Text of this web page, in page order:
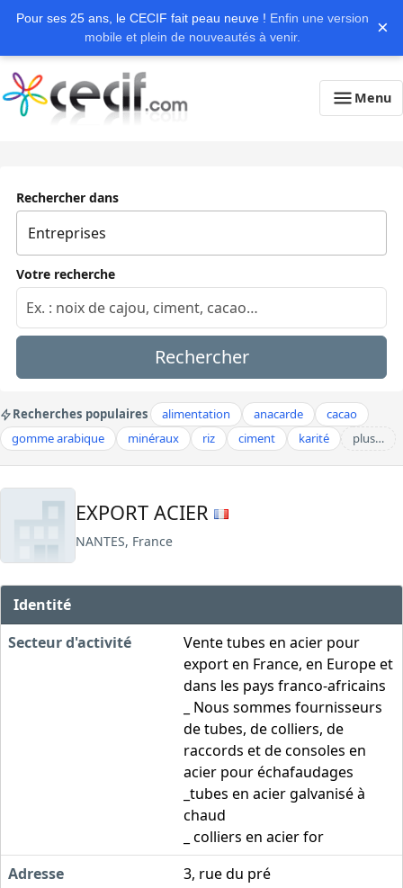
Pour ses 25 ans, le CECIF fait peau neuve ! Enfin une version
mobile et plein de nouveautés à venir.
×
Menu
Rechercher dans
Votre recherche
Rechercher
Recherches populaires alimentation anacarde
cacao
gomme arabique
minéraux riz ciment karité plus…
EXPORT ACIER
NANTES, France
Identité
Secteur d'activité
Vente tubes en acier pour
export en France, en Europe et
dans les pays franco-africains
_ Nous sommes fournisseurs
de tubes, de colliers, de
raccords et de consoles en
acier pour échafaudages
_tubes en acier galvanisé à
chaud
_ colliers en acier for
Adresse
3, rue du pré